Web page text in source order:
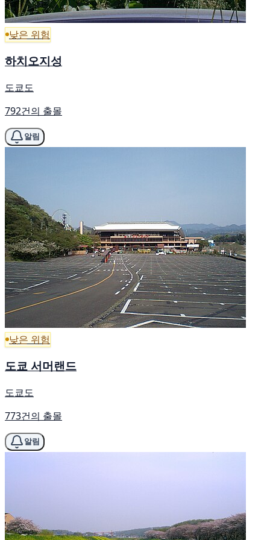
낮은 위험
하치오지성
도쿄도
792건의 출몰
알림
낮은 위험
도쿄 서머랜드
도쿄도
773건의 출몰
알림